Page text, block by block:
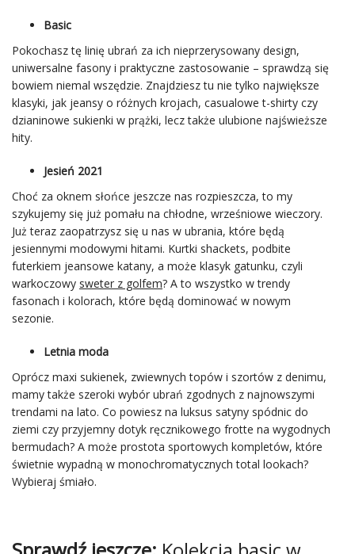
Basic
Pokochasz tę linię ubrań za ich nieprzerysowany design,
uniwersalne fasony i praktyczne zastosowanie – sprawdzą się
bowiem niemal wszędzie. Znajdziesz tu nie tylko największe
klasyki, jak jeansy o różnych krojach, casualowe t-shirty czy
dzianinowe sukienki w prążki, lecz także ulubione najświeższe
hity.
Jesień 2021
Choć za oknem słońce jeszcze nas rozpieszcza, to my
szykujemy się już pomału na chłodne, wrześniowe wieczory.
Już teraz zaopatrzysz się u nas w ubrania, które będą
jesiennymi modowymi hitami. Kurtki shackets, podbite
futerkiem jeansowe katany, a może klasyk gatunku, czyli
warkoczowy sweter z golfem? A to wszystko w trendy
fasonach i kolorach, które będą dominować w nowym
sezonie.
Letnia moda
Oprócz maxi sukienek, zwiewnych topów i szortów z denimu,
mamy także szeroki wybór ubrań zgodnych z najnowszymi
trendami na lato. Co powiesz na luksus satyny spódnic do
ziemi czy przyjemny dotyk ręcznikowego frotte na wygodnych
bermudach? A może prostota sportowych kompletów, które
świetnie wypadną w monochromatycznych total lookach?
Wybieraj śmiało.